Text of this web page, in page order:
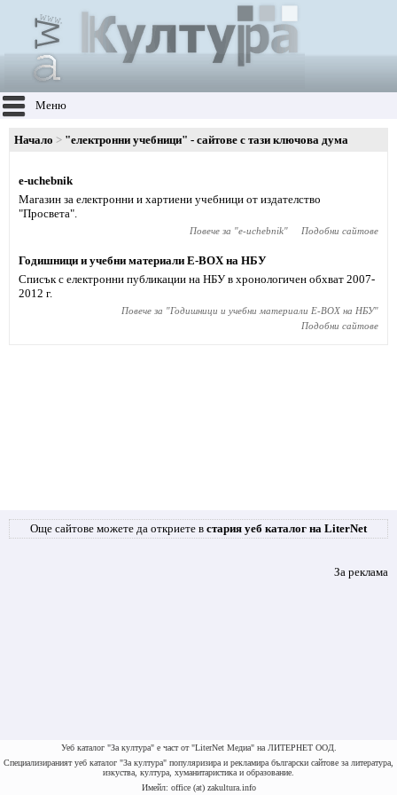
Меню
Начало "електронни учебници" - сайтове с тази ключова дума
e-uchebnik
Магазин за електронни и хартиени учебници от издателство
"Просвета".
Повече за "e-uchebnik" Подобни сайтове
Годишници и учебни материали E-BOX на НБУ
Списък с електронни публикации на НБУ в хронологичен обхват 2007-
2012 г.
Повече за "Годишници и учебни материали E-BOX на НБУ"
Подобни сайтове
Още сайтове можете да откриете в стария уеб каталог на LiterNet
За реклама
Уеб каталог "За култура" е част от "LiterNet Медиа" на ЛИТЕРНЕТ ООД.
Специализираният уеб каталог "За култура" популяризира и рекламира български сайтове за литература,
изкуства, култура, хуманитаристика и образование.
Имейл: office (at) zakultura.info